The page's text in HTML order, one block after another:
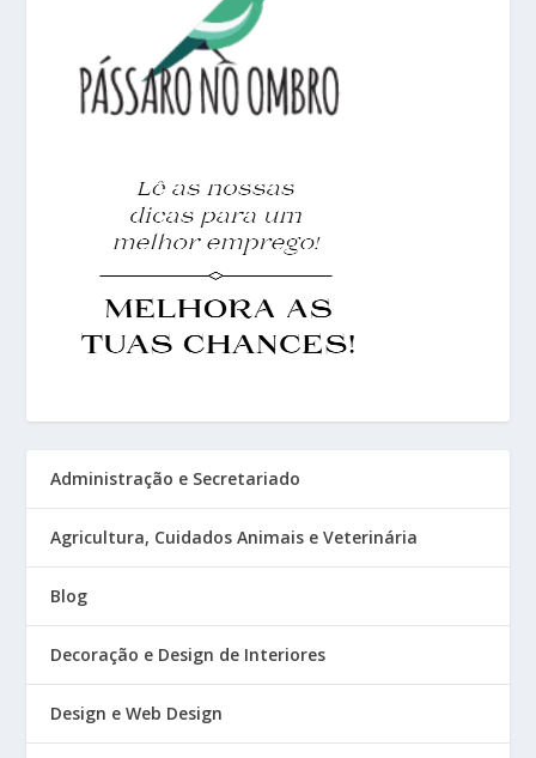
Administração e Secretariado
Agricultura, Cuidados Animais e Veterinária
Blog
Decoração e Design de Interiores
Design e Web Design